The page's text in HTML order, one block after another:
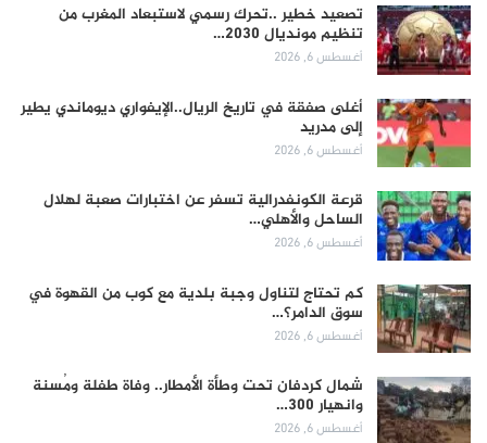
تصعيد خطير ..تحرك رسمي لاستبعاد المغرب من
تنظيم مونديال 2030…
أغسطس 6, 2026
أغلى صفقة في تاريخ الريال..الإيفواري ديوماندي يطير
إلى مدريد
أغسطس 6, 2026
قرعة الكونفدرالية تسفر عن اختبارات صعبة لهلال
الساحل والأهلي…
أغسطس 6, 2026
كم تحتاج لتناول وجبة بلدية مع كوب من القهوة في
سوق الدامر؟…
أغسطس 6, 2026
شمال كردفان تحت وطأة الأمطار.. وفاة طفلة ومُسنة
وانهيار 300…
أغسطس 6, 2026